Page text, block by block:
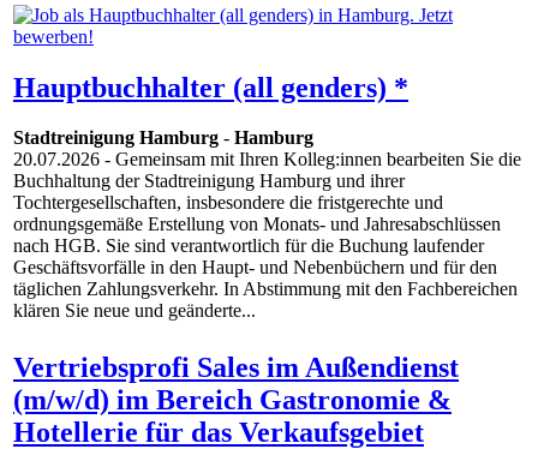
Hauptbuchhalter (all genders) *
Stadtreinigung Hamburg - Hamburg
20.07.2026 - Gemeinsam mit Ihren Kolleg:innen bearbeiten Sie die
Buchhaltung der Stadtreinigung Hamburg und ihrer
Tochtergesellschaften, insbesondere die fristgerechte und
ordnungsgemäße Erstellung von Monats- und Jahresabschlüssen
nach HGB. Sie sind verantwortlich für die Buchung laufender
Geschäftsvorfälle in den Haupt- und Nebenbüchern und für den
täglichen Zahlungsverkehr. In Abstimmung mit den Fachbereichen
klären Sie neue und geänderte...
Vertriebsprofi Sales im Außendienst
(m/w/d) im Bereich Gastronomie &
Hotellerie für das Verkaufsgebiet